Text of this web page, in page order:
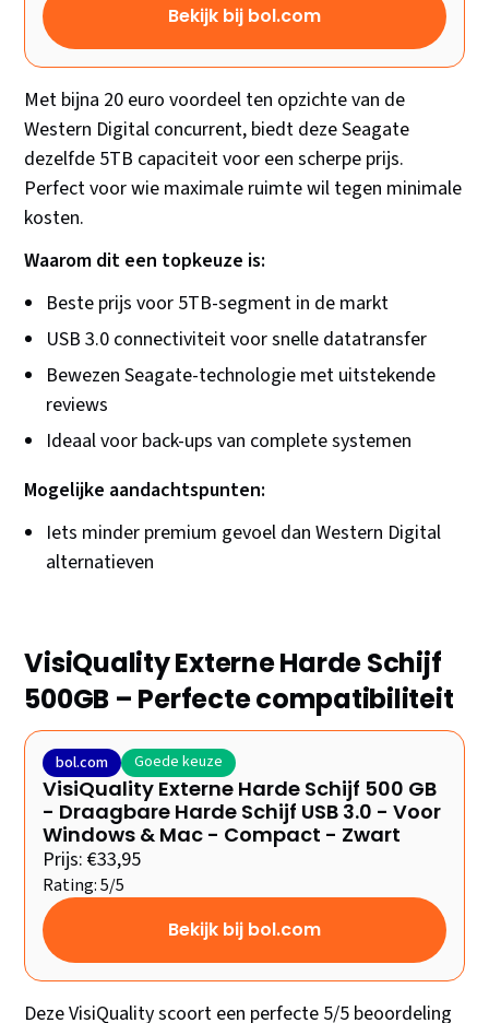
Bekijk bij bol.com
Met bijna 20 euro voordeel ten opzichte van de
Western Digital concurrent, biedt deze Seagate
dezelfde 5TB capaciteit voor een scherpe prijs.
Perfect voor wie maximale ruimte wil tegen minimale
kosten.
Waarom dit een topkeuze is:
Beste prijs voor 5TB-segment in de markt
USB 3.0 connectiviteit voor snelle datatransfer
Bewezen Seagate-technologie met uitstekende
reviews
Ideaal voor back-ups van complete systemen
Mogelijke aandachtspunten:
Iets minder premium gevoel dan Western Digital
alternatieven
VisiQuality Externe Harde Schijf
500GB – Perfecte compatibiliteit
bol.com Goede keuze
VisiQuality Externe Harde Schijf 500 GB
- Draagbare Harde Schijf USB 3.0 - Voor
Windows & Mac - Compact - Zwart
Prijs: €33,95
Rating: 5/5
Bekijk bij bol.com
Deze VisiQuality scoort een perfecte 5/5 beoordeling